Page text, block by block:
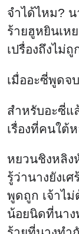
จำได้ไหม?
ร้ายฮูหยินเห
เปรื่องถึงไม่ถู
เมื่ออะซี่พูดจ
สำหรับอะซี่แ
เรื่องที่คนใต้
หยวนชิงหลิง
รู้ว่านางยังเศ
พูดถูก เจ้าไม่
น้อยนิดที่นาง